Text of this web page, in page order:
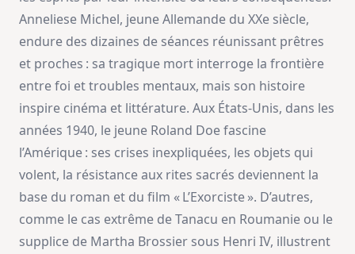
Anneliese Michel, jeune Allemande du XXe siècle,
endure des dizaines de séances réunissant prêtres
et proches : sa tragique mort interroge la frontière
entre foi et troubles mentaux, mais son histoire
inspire cinéma et littérature. Aux États-Unis, dans les
années 1940, le jeune Roland Doe fascine
l’Amérique : ses crises inexpliquées, les objets qui
volent, la résistance aux rites sacrés deviennent la
base du roman et du film « L’Exorciste ». D’autres,
comme le cas extrême de Tanacu en Roumanie ou le
supplice de Martha Brossier sous Henri IV, illustrent